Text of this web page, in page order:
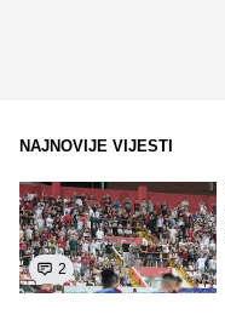
NAJNOVIJE VIJESTI
2